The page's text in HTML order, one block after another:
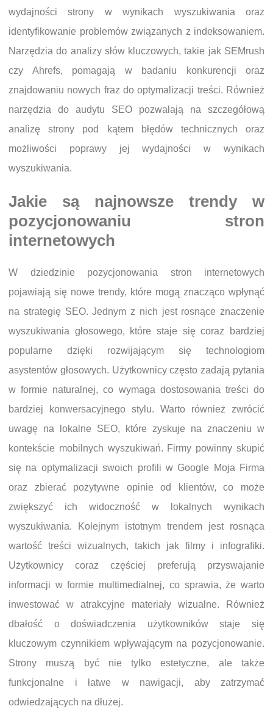
wydajności strony w wynikach wyszukiwania oraz
identyfikowanie problemów związanych z indeksowaniem.
Narzędzia do analizy słów kluczowych, takie jak SEMrush
czy Ahrefs, pomagają w badaniu konkurencji oraz
znajdowaniu nowych fraz do optymalizacji treści. Również
narzędzia do audytu SEO pozwalają na szczegółową
analizę strony pod kątem błędów technicznych oraz
możliwości poprawy jej wydajności w wynikach
wyszukiwania.
Jakie są najnowsze trendy w
pozycjonowaniu stron
internetowych
W dziedzinie pozycjonowania stron internetowych
pojawiają się nowe trendy, które mogą znacząco wpłynąć
na strategię SEO. Jednym z nich jest rosnące znaczenie
wyszukiwania głosowego, które staje się coraz bardziej
popularne dzięki rozwijającym się technologiom
asystentów głosowych. Użytkownicy często zadają pytania
w formie naturalnej, co wymaga dostosowania treści do
bardziej konwersacyjnego stylu. Warto również zwrócić
uwagę na lokalne SEO, które zyskuje na znaczeniu w
kontekście mobilnych wyszukiwań. Firmy powinny skupić
się na optymalizacji swoich profili w Google Moja Firma
oraz zbierać pozytywne opinie od klientów, co może
zwiększyć ich widoczność w lokalnych wynikach
wyszukiwania. Kolejnym istotnym trendem jest rosnąca
wartość treści wizualnych, takich jak filmy i infografiki.
Użytkownicy coraz częściej preferują przyswajanie
informacji w formie multimedialnej, co sprawia, że warto
inwestować w atrakcyjne materiały wizualne. Również
dbałość o doświadczenia użytkowników staje się
kluczowym czynnikiem wpływającym na pozycjonowanie.
Strony muszą być nie tylko estetyczne, ale także
funkcjonalne i łatwe w nawigacji, aby zatrzymać
odwiedzających na dłużej.